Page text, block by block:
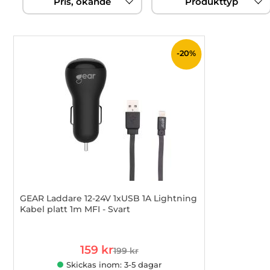
filtersektionen
-20%
GEAR Laddare 12-24V 1xUSB 1A Lightning
Kabel platt 1m MFI - Svart
rea pris
159 krtidigare pris
199 kr
Skickas inom: 3-5 dagar